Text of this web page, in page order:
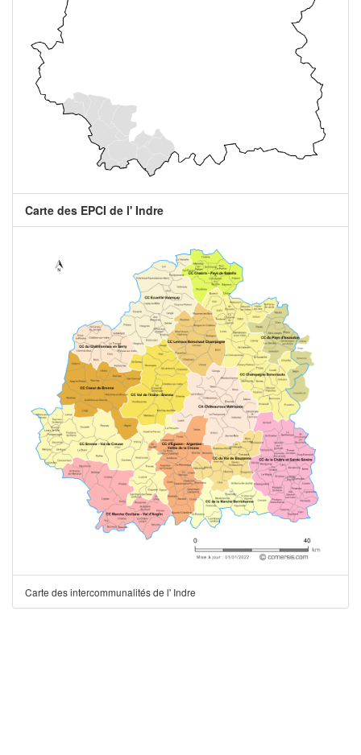
Carte des EPCI de l' Indre
Carte des intercommunalités de l' Indre